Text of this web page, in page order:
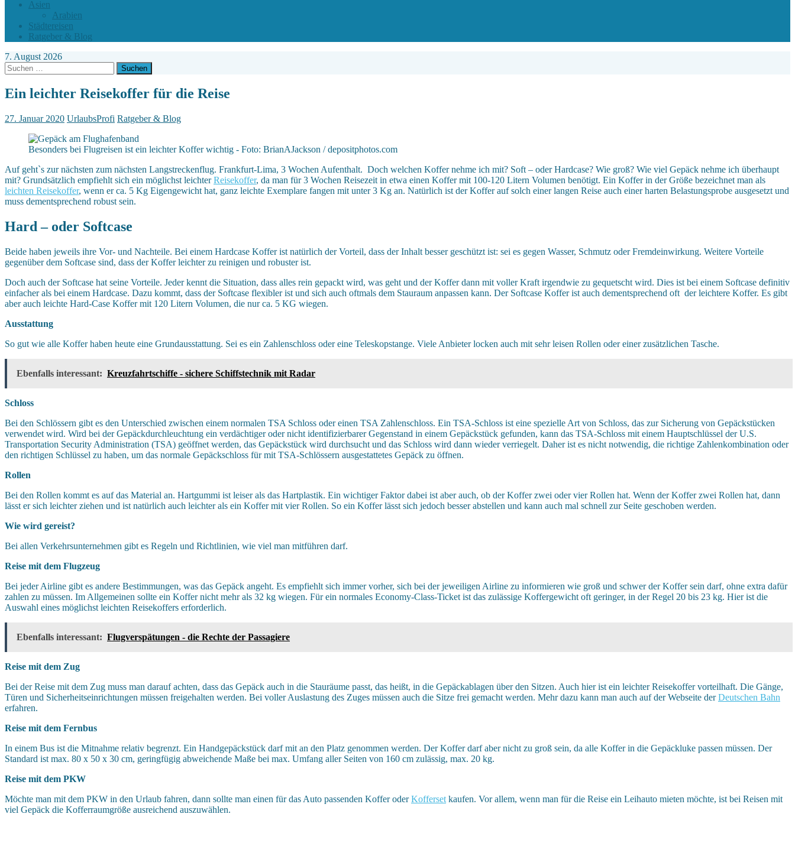
Asien
Arabien
Städtereisen
Ratgeber & Blog
7. August 2026
Suchen
nach:
Ein leichter Reisekoffer für die Reise
27. Januar 2020 UrlaubsProfi Ratgeber & Blog
Besonders bei Flugreisen ist ein leichter Koffer wichtig - Foto: BrianAJackson / depositphotos.com
Auf geht`s zur nächsten zum nächsten Langstreckenflug. Frankfurt-Lima, 3 Wochen Aufenthalt. Doch welchen Koffer nehme ich mit? Soft – oder Hardcase? Wie groß? Wie viel Gepäck nehme ich überhaupt
mit? Grundsätzlich empfiehlt sich ein möglichst leichterReisekoffer, da man für 3 Wochen Reisezeit in etwa einen Koffer mit 100-120 Litern Volumen benötigt. Ein Koffer in der Größe bezeichnet man als
leichten Reisekoffer, wenn er ca. 5 Kg Eigengewicht hat, ganz leichte Exemplare fangen mit unter 3 Kg an. Natürlich ist der Koffer auf solch einer langen Reise auch einer harten Belastungsprobe ausgesetzt und
muss dementsprechend robust sein.
Hard – oder Softcase
Beide haben jeweils ihre Vor- und Nachteile. Bei einem Hardcase Koffer ist natürlich der Vorteil, dass der Inhalt besser geschützt ist: sei es gegen Wasser, Schmutz oder Fremdeinwirkung. Weitere Vorteile
gegenüber dem Softcase sind, dass der Koffer leichter zu reinigen und robuster ist.
Doch auch der Softcase hat seine Vorteile. Jeder kennt die Situation, dass alles rein gepackt wird, was geht und der Koffer dann mit voller Kraft irgendwie zu gequetscht wird. Dies ist bei einem Softcase definitiv
einfacher als bei einem Hardcase. Dazu kommt, dass der Softcase flexibler ist und sich auch oftmals dem Stauraum anpassen kann. Der Softcase Koffer ist auch dementsprechend oft der leichtere Koffer. Es gibt
aber auch leichte Hard-Case Koffer mit 120 Litern Volumen, die nur ca. 5 KG wiegen.
Ausstattung
So gut wie alle Koffer haben heute eine Grundausstattung. Sei es ein Zahlenschloss oder eine Teleskopstange. Viele Anbieter locken auch mit sehr leisen Rollen oder einer zusätzlichen Tasche.
Ebenfalls interessant: Kreuzfahrtschiffe - sichere Schiffstechnik mit Radar
Schloss
Bei den Schlössern gibt es den Unterschied zwischen einem normalen TSA Schloss oder einen TSA Zahlenschloss. Ein TSA-Schloss ist eine spezielle Art von Schloss, das zur Sicherung von Gepäckstücken
verwendet wird. Wird bei der Gepäckdurchleuchtung ein verdächtiger oder nicht identifizierbarer Gegenstand in einem Gepäckstück gefunden, kann das TSA-Schloss mit einem Hauptschlüssel der U.S.
Transportation Security Administration (TSA) geöffnet werden, das Gepäckstück wird durchsucht und das Schloss wird dann wieder verriegelt. Daher ist es nicht notwendig, die richtige Zahlenkombination oder
den richtigen Schlüssel zu haben, um das normale Gepäckschloss für mit TSA-Schlössern ausgestattetes Gepäck zu öffnen.
Rollen
Bei den Rollen kommt es auf das Material an. Hartgummi ist leiser als das Hartplastik. Ein wichtiger Faktor dabei ist aber auch, ob der Koffer zwei oder vier Rollen hat. Wenn der Koffer zwei Rollen hat, dann
lässt er sich leichter ziehen und ist natürlich auch leichter als ein Koffer mit vier Rollen. So ein Koffer lässt sich jedoch besser abstellen und kann auch mal schnell zur Seite geschoben werden.
Wie wird gereist?
Bei allen Verkehrsunternehmen gibt es Regeln und Richtlinien, wie viel man mitführen darf.
Reise mit dem Flugzeug
Bei jeder Airline gibt es andere Bestimmungen, was das Gepäck angeht. Es empfiehlt sich immer vorher, sich bei der jeweiligen Airline zu informieren wie groß und schwer der Koffer sein darf, ohne extra dafür
zahlen zu müssen. Im Allgemeinen sollte ein Koffer nicht mehr als 32 kg wiegen. Für ein normales Economy-Class-Ticket ist das zulässige Koffergewicht oft geringer, in der Regel 20 bis 23 kg. Hier ist die
Auswahl eines möglichst leichten Reisekoffers erforderlich.
Ebenfalls interessant: Flugverspätungen - die Rechte der Passagiere
Reise mit dem Zug
Bei der Reise mit dem Zug muss man darauf achten, dass das Gepäck auch in die Stauräume passt, das heißt, in die Gepäckablagen über den Sitzen. Auch hier ist ein leichter Reisekoffer vorteilhaft. Die Gänge,
Türen und Sicherheitseinrichtungen müssen freigehalten werden. Bei voller Auslastung des Zuges müssen auch die Sitze frei gemacht werden. Mehr dazu kann man auch auf der Webseite derDeutschen Bahn
erfahren.
Reise mit dem Fernbus
In einem Bus ist die Mitnahme relativ begrenzt. Ein Handgepäckstück darf mit an den Platz genommen werden. Der Koffer darf aber nicht zu groß sein, da alle Koffer in die Gepäckluke passen müssen. Der
Standard ist max. 80 x 50 x 30 cm, geringfügig abweichende Maße bei max. Umfang aller Seiten von 160 cm zulässig, max. 20 kg.
Reise mit dem PKW
Möchte man mit dem PKW in den Urlaub fahren, dann sollte man einen für das Auto passenden Koffer oderKofferset kaufen. Vor allem, wenn man für die Reise ein Leihauto mieten möchte, ist bei Reisen mit
viel Gepäck die Kofferraumgröße ausreichend auszuwählen.